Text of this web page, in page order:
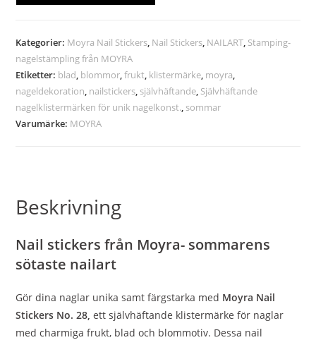
Kategorier: Moyra Nail Stickers, Nail Stickers, NAILART, Stamping-
nagelstämpling från MOYRA
Etiketter: blad, blommor,frukt, klistermärke, moyra,
nageldekoration, nailstickers, självhäftande, Självhäftande
nagelklistermärken för unik nagelkonst., sommar
Varumärke: MOYRA
Beskrivning
Nail stickers från Moyra- sommarens
sötaste nailart
Gör dina naglar unika samt färgstarka med Moyra Nail
Stickers No. 28,ett självhäftande klistermärke för naglar
med charmiga frukt, blad och blommotiv. Dessa nail